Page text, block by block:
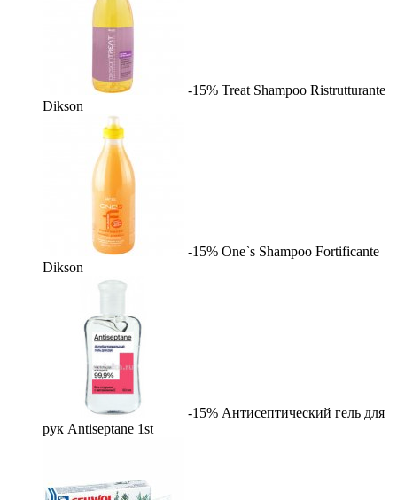
-15% Treat Shampoo Ristrutturante
Dikson
-15% One`s Shampoo Fortificante
Dikson
-15% Антисептический гель для
рук Antiseptane 1st